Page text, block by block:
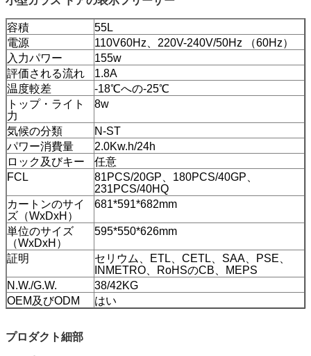
容積
55L
電源
110V60Hz、220V-240V/50Hz （60Hz）
入力パワー
155w
評価される流れ
1.8A
温度較差
-18℃への-25℃
トップ・ライト
力
8w
気候の分類
N-ST
パワー消費量
2.0Kw.h/24h
ロック及びキー
任意
FCL
81PCS/20GP、180PCS/40GP、
231PCS/40HQ
カートンのサイ
ズ（WxDxH）
681*591*682mm
単位のサイズ
（WxDxH）
595*550*626mm
証明
セリウム、ETL、CETL、SAA、PSE、
INMETRO、RoHSのCB、MEPS
N.W./G.W.
38/42KG
OEM及びODM
はい
プロダクト細部